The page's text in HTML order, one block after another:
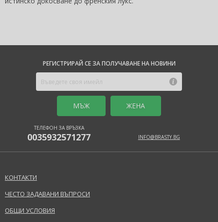
РЕГИСТРИРАЙ СЕ ЗА ПОЛУЧАВАНЕ НА НОВИНИ
MЪЖ ЖЕНА
ТЕЛЕФОН ЗА ВРЪЗКА
0035932571277 INFO@BRASTY.BG
КОНТАКТИ
ЧЕСТО ЗАДАВАНИ ВЪПРОСИ
ОБЩИ УСЛОВИЯ